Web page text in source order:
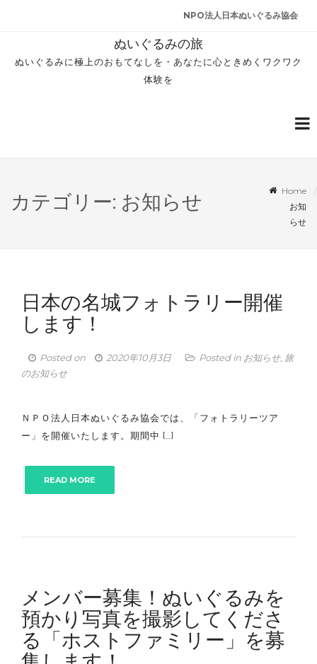
NPO法人日本ぬいぐるみ協会
ぬいぐるみの旅
ぬいぐるみに極上のおもてなしを・あなたに心ときめくワクワク
体験を
カテゴリー: お知らせ
Home
お知
らせ
日本の名城フォトラリー開催
します！
Posted on 2020年10月3日 Posted in お知らせ, 旅
のお知らせ
ＮＰＯ法人日本ぬいぐるみ協会では、「フォトラリーツア
ー」を開催いたします。期間中 […]
READ MORE
メンバー募集！ぬいぐるみを
預かり写真を撮影してくださ
る「ホストファミリー」を募